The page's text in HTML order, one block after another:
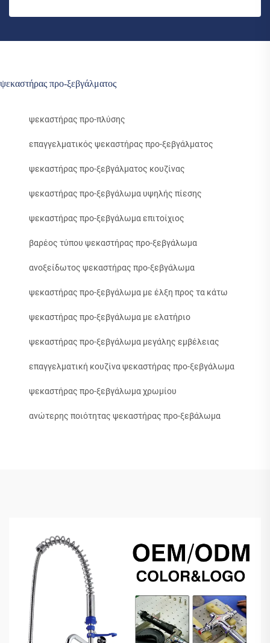
ψεκαστήρας προ-ξεβγάλματος
ψεκαστήρας προ-πλύσης
επαγγελματικός ψεκαστήρας προ-ξεβγάλματος
ψεκαστήρας προ-ξεβγάλματος κουζίνας
ψεκαστήρας προ-ξεβγάλωμα υψηλής πίεσης
ψεκαστήρας προ-ξεβγάλωμα επιτοίχιος
βαρέος τύπου ψεκαστήρας προ-ξεβγάλωμα
ανοξείδωτος ψεκαστήρας προ-ξεβγάλωμα
ψεκαστήρας προ-ξεβγάλωμα με έλξη προς τα κάτω
ψεκαστήρας προ-ξεβγάλωμα με ελατήριο
ψεκαστήρας προ-ξεβγάλωμα μεγάλης εμβέλειας
επαγγελματική κουζίνα ψεκαστήρας προ-ξεβγάλωμα
ψεκαστήρας προ-ξεβγάλωμα χρωμίου
ανώτερης ποιότητας ψεκαστήρας προ-ξεβάλωμα